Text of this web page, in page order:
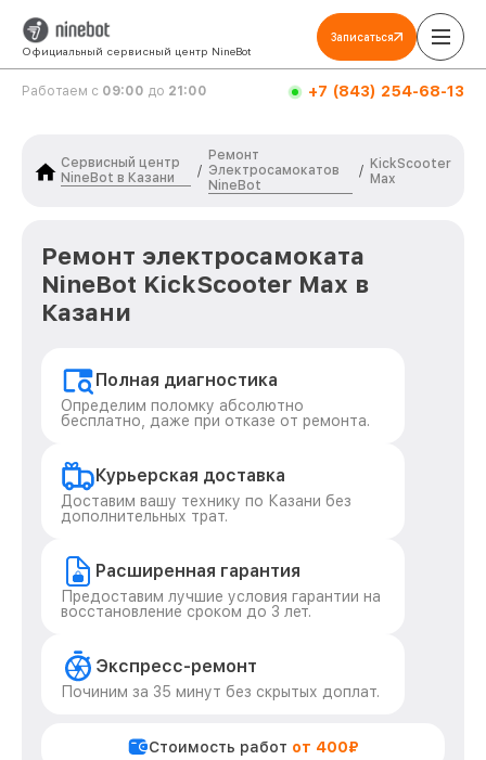
Официальный сервисный центр NineBot
Записаться
Работаем с 09:00 до 21:00 +7 (843) 254-68-13
Сервисный центр
NineBot в Казани
/
Ремонт
Электросамокатов
NineBot
/ KickScooter
Max
Ремонт электросамоката
NineBot KickScooter Max в
Казани
Полная диагностика
Определим поломку абсолютно
бесплатно, даже при отказе от ремонта.
Курьерская доставка
Доставим вашу технику по Казани без
дополнительных трат.
Расширенная гарантия
Предоставим лучшие условия гарантии на
восстановление сроком до 3 лет.
Экспресс-ремонт
Починим за 35 минут без скрытых доплат.
Стоимость работ от 400₽